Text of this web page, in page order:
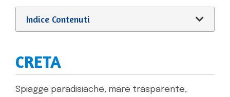
Indice Contenuti
CRETA
Spiagge paradisiache, mare trasparente,